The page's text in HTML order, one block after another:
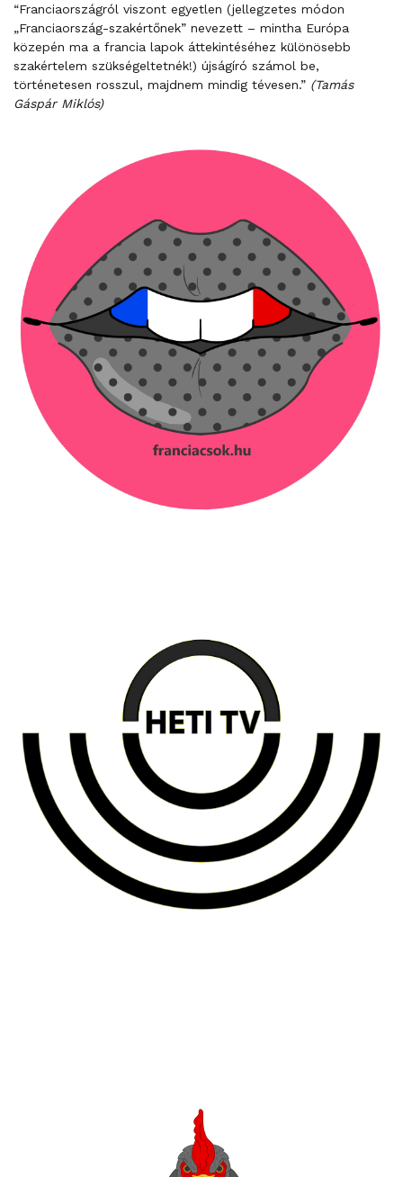
“Franciaországról viszont egyetlen (jellegzetes módon
„Franciaország-szakértőnek” nevezett – mintha Európa
közepén ma a francia lapok áttekintéséhez különösebb
szakértelem szükségeltetnék!) újságíró számol be,
történetesen rosszul, majdnem mindig tévesen.” (Tamás
Gáspár Miklós)